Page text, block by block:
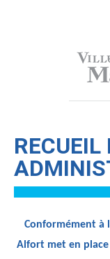
RECUEIL
Conformément à
Alfort met en place